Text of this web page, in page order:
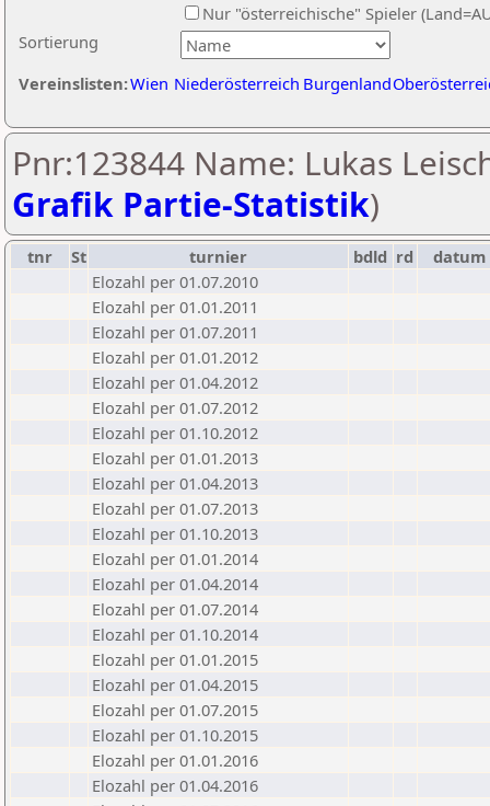
Sortierung
Nur "österreichische" Spieler
Vereinslisten:Wien Niederösterreich Burgenland
Pnr:123844 Name: Lukas
Grafik Partie-Statistik)
tnr St turnier bdld rd
datum
Elozahl per 01.07.2010
Elozahl per 01.01.2011
Elozahl per 01.07.2011
Elozahl per 01.01.2012
Elozahl per 01.04.2012
Elozahl per 01.07.2012
Elozahl per 01.10.2012
Elozahl per 01.01.2013
Elozahl per 01.04.2013
Elozahl per 01.07.2013
Elozahl per 01.10.2013
Elozahl per 01.01.2014
Elozahl per 01.04.2014
Elozahl per 01.07.2014
Elozahl per 01.10.2014
Elozahl per 01.01.2015
Elozahl per 01.04.2015
Elozahl per 01.07.2015
Elozahl per 01.10.2015
Elozahl per 01.01.2016
Elozahl per 01.04.2016